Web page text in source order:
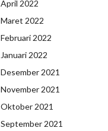
April 2022
Maret 2022
Februari 2022
Januari 2022
Desember 2021
November 2021
Oktober 2021
September 2021